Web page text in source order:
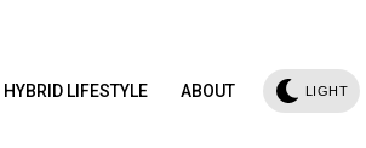
HYBRID LIFESTYLE ABOUT LIGHT